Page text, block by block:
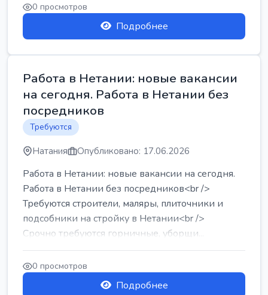
0 просмотров
Подробнее
Работа в Нетании: новые вакансии
на сегодня. Работа в Нетании без
посредников
Требуются
Натания Опубликовано: 17.06.2026
Работа в Нетании: новые вакансии на сегодня.
Работа в Нетании без посредников<br />
Требуются строители, маляры, плиточники и
подсобники на стройку в Нетании<br />
Срочно требуются горничные, уборщи...
0 просмотров
Подробнее